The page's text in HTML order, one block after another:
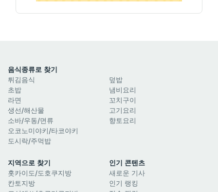
음식종류로 찾기
튀김음식
초밥
라면
생선/해산물
소바/우동/면류
오코노미야키/타코야키
도시락/주먹밥
덮밥
냄비요리
꼬치구이
고기요리
향토요리
지역으로 찾기
홋카이도/도호쿠지방
칸토지방
인기 콘텐츠
새로운 기사
인기 랭킹